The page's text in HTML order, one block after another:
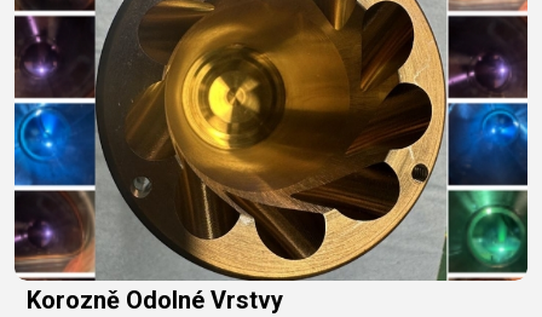
Korozně Odolné Vrstvy